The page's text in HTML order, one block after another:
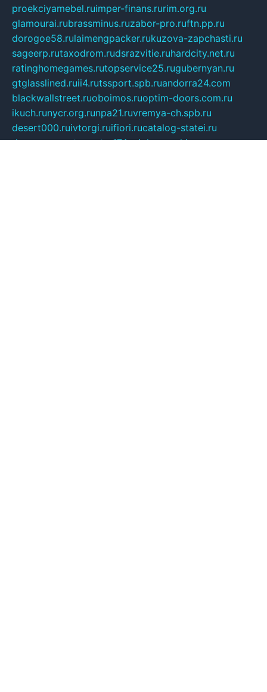
proekciyamebel.ruimper-finans.rurim.org.ru
glamourai.rubrassminus.ruzabor-pro.ruftn.pp.ru
dorogoe58.rulaimengpacker.rukuzova-zapchasti.ru
sageerp.rutaxodrom.rudsrazvitie.ruhardcity.net.ru
ratinghomegames.rutopservice25.rugubernyan.ru
gtglasslined.ruii4.rutssport.spb.ruandorra24.com
blackwallstreet.ruoboimos.ruoptim-doors.com.ru
ikuch.runycr.org.runpa21.ruvremya-ch.spb.ru
desert000.ruivtorgi.ruifiori.rucatalog-statei.ru
dcv.org.ruspetsmaster174.ruipkameryhiseeu.ru